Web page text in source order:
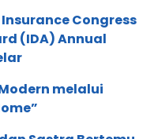
Congress
(IDA) Annual
melalui